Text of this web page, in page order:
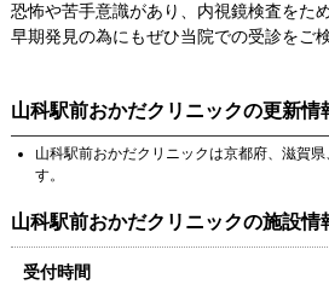
恐怖や苦手意識があり、内視鏡検査をた
早期発見の為にもぜひ当院での受診をご
山科駅前おかだクリニックの更新情
山科駅前おかだクリニックは京都府、 滋賀県
す。
山科駅前おかだクリニックの施設情
受付時間